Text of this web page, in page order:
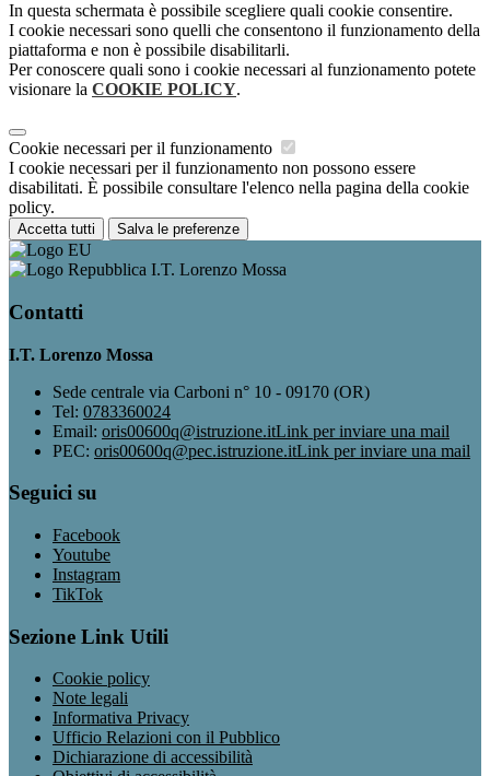
In questa schermata è possibile scegliere quali cookie consentire.
I cookie necessari sono quelli che consentono il funzionamento della
piattaforma e non è possibile disabilitarli.
Per conoscere quali sono i cookie necessari al funzionamento potete
visionare la COOKIE POLICY.
Cookie necessari per il funzionamento
I cookie necessari per il funzionamento non possono essere
disabilitati. È possibile consultare l'elenco nella pagina della cookie
policy.
Accetta tutti Salva le preferenze
I.T. Lorenzo Mossa
Contatti
I.T. Lorenzo Mossa
Sede centrale via Carboni n° 10 - 09170 (OR)
Tel: 0783360024
Email: oris00600q@istruzione.itLink per inviare una mail
PEC: oris00600q@pec.istruzione.itLink per inviare una mail
Seguici su
Facebook
Youtube
Instagram
TikTok
Sezione Link Utili
Cookie policy
Note legali
Informativa Privacy
Ufficio Relazioni con il Pubblico
Dichiarazione di accessibilità